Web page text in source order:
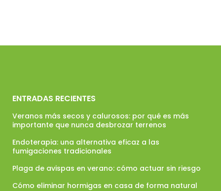
ENTRADAS RECIENTES
Veranos más secos y calurosos: por qué es más
importante que nunca desbrozar terrenos
Endoterapia: una alternativa eficaz a las
fumigaciones tradicionales
Plaga de avispas en verano: cómo actuar sin riesgo
Cómo eliminar hormigas en casa de forma natural